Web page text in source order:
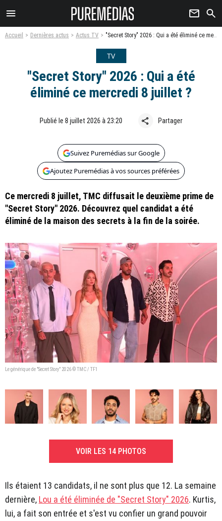
menu newsletter search
Accueil Dernières actus Actus TV "Secret Story" 2026 : Qui a été éliminé ce mercredi 8 juillet ?
TV
"Secret Story" 2026 : Qui a été
éliminé ce mercredi 8 juillet ?
Publié le 8 juillet 2026 à 23:20 share Partager
Suivez Puremédias sur Google
Ajoutez Puremédias à vos sources préférées
Ce mercredi 8 juillet, TMC diffusait le deuxième prime de
"Secret Story" 2026. Découvrez quel candidat a été
éliminé de la maison des secrets à la fin de la soirée.
Le générique de "Secret Story" 2026 © TMC / TF1
VOIR LES 14 PHOTOS
Ils étaient 13 candidats, il ne sont plus que 12. La semaine
dernière, Lou a été éliminée de "Secret Story" 2026. Kurtis,
lui, a fait son entrée et s'est vu confier un grand pouvoir